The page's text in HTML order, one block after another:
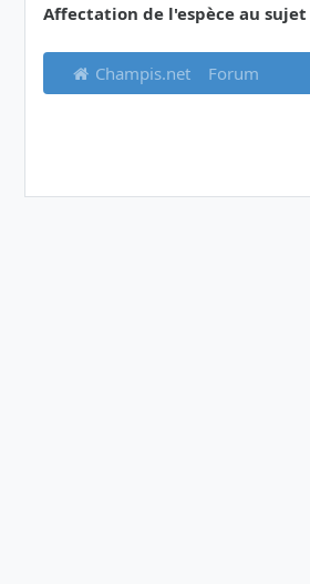
Affectation de l'espèce au sujet
Champis.net Forum